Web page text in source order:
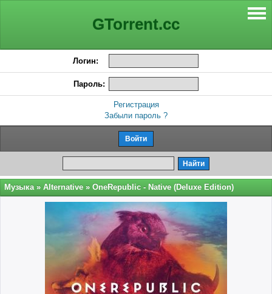
GTorrent.cc
Логин:
Пароль:
Регистрация
Забыли пароль ?
Музыка » Alternative » OneRepublic - Native (Deluxe Edition)